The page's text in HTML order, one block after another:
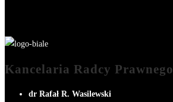
Kancelaria Radcy Prawnego
dr Rafał R. Wasilewski